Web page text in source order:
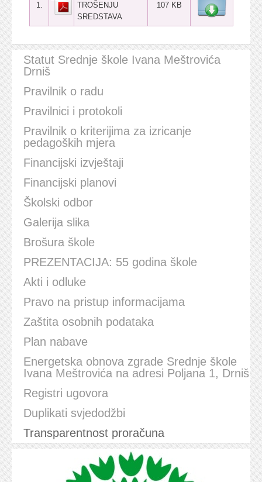
1.
TROŠENJU
SREDSTAVA
107 KB
Statut Srednje škole Ivana Meštrovića
Drniš
Pravilnik o radu
Pravilnici i protokoli
Pravilnik o kriterijima za izricanje
pedagoških mjera
Financijski izvještaji
Financijski planovi
Školski odbor
Galerija slika
Brošura škole
PREZENTACIJA: 55 godina škole
Akti i odluke
Pravo na pristup informacijama
Zaštita osobnih podataka
Plan nabave
Energetska obnova zgrade Srednje škole
Ivana Meštrovića na adresi Poljana 1, Drniš
Registri ugovora
Duplikati svjedodžbi
Transparentnost proračuna